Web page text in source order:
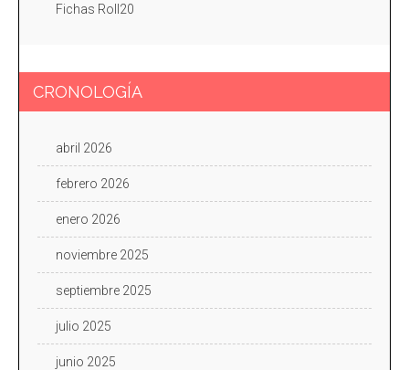
Fichas Roll20
CRONOLOGÍA
abril 2026
febrero 2026
enero 2026
noviembre 2025
septiembre 2025
julio 2025
junio 2025